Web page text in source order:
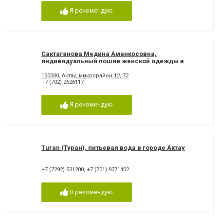
Я рекомендую
Сактаганова Медина Аманкосовна,
индивидуальный пошив женской одежды в
130000, Актау, микрорайон 12, 72
+7 (702) 2626117
Я рекомендую
Turan (Туран), питьевая вода в городе Актау
+7 (7292) 531200, +7 (701) 9371402
Я рекомендую